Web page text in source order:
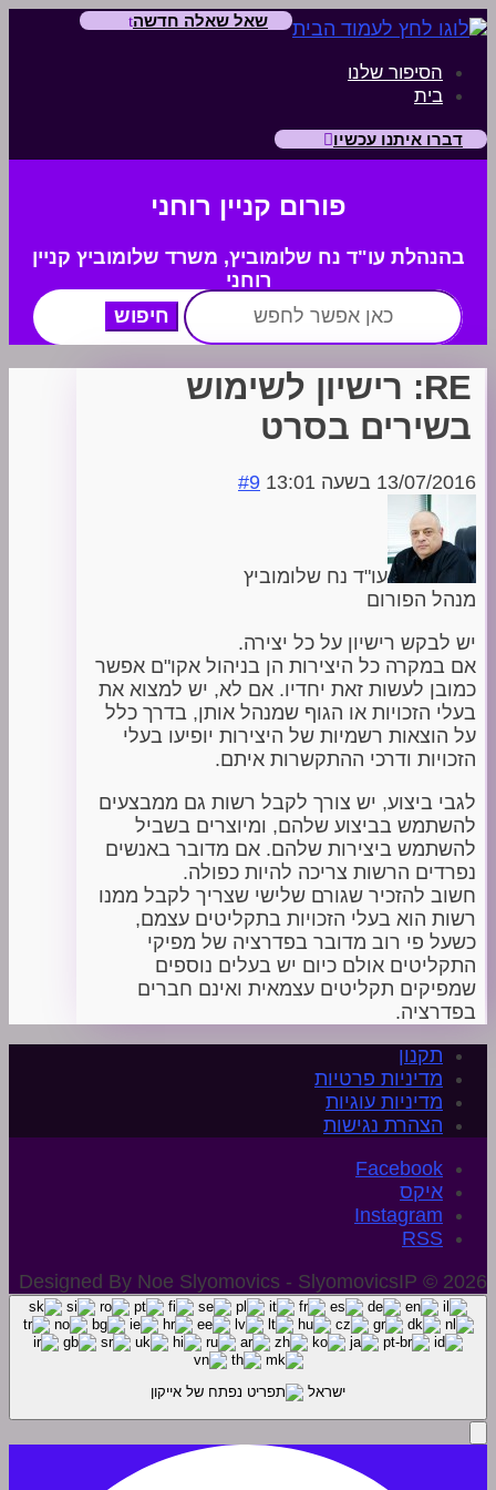
דברו איתנו עכשיו
שאל שאלה חדשה
הסיפור שלנו
בית
פורום קניין רוחני
בהנהלת עו"ד נח שלומוביץ, משרד שלומוביץ קניין
רוחני
חפש:
RE: רישיון לשימוש
בשירים בסרט
13/07/2016 בשעה 13:01 #9
עו"ד נח שלומוביץ
מנהל הפורום
יש לבקש רישיון על כל יצירה.
אם במקרה כל היצירות הן בניהול אקו"ם אפשר
כמובן לעשות זאת יחדיו. אם לא, יש למצוא את
בעלי הזכויות או הגוף שמנהל אותן, בדרך כלל
על הוצאות רשמיות של היצירות יופיעו בעלי
הזכויות ודרכי ההתקשרות איתם.
לגבי ביצוע, יש צורך לקבל רשות גם ממבצעים
להשתמש בביצוע שלהם, ומיוצרים בשביל
להשתמש ביצירות שלהם. אם מדובר באנשים
נפרדים הרשות צריכה להיות כפולה.
חשוב להזכיר שגורם שלישי שצריך לקבל ממנו
רשות הוא בעלי הזכויות בתקליטים עצמם,
כשעל פי רוב מדובר בפדרציה של מפיקי
התקליטים אולם כיום יש בעלים נוספים
שמפיקים תקליטים עצמאית ואינם חברים
בפדרציה.
תקנון
מדיניות פרטיות
מדיניות עוגיות
הצהרת נגישות
איקס
Instagram
Designed By Noe Slyomovics - SlyomovicsIP © 2026
ישראל